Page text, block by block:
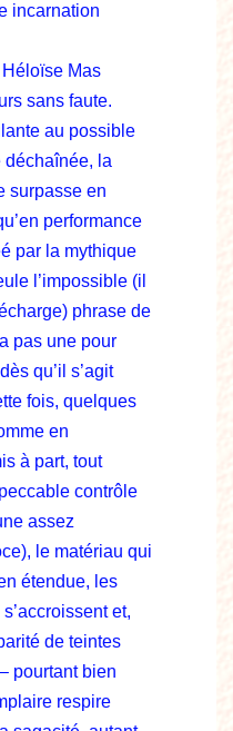
incarnation
Mas
sans faute.
au possible
déchaînée, la
surpasse en
performance
par la mythique
l’impossible (il
phrase de
pas une pour
qu’il s’agit
fois, quelques
en
à part, tout
contrôle
assez
le matériau qui
étendue, les
et,
de teintes
pourtant bien
respire